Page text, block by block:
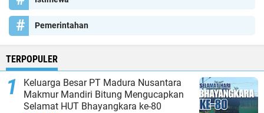
Pemerintahan
TERPOPULER
Keluarga Besar PT Madura Nusantara
Makmur Mandiri Bitung Mengucapkan
Selamat HUT Bhayangkara ke-80